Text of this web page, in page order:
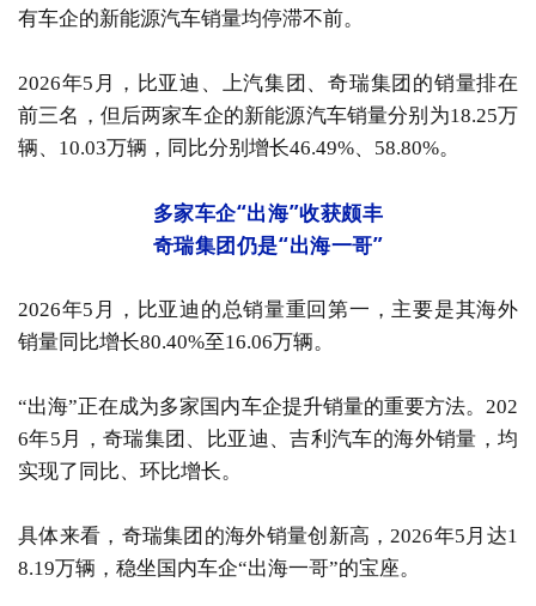
有车企的新能源汽车销量均停滞不前。
2026年5月，比亚迪、上汽集团、奇瑞集团的销量排在
前三名，但后两家车企的新能源汽车销量分别为18.25万
辆、10.03万辆，同比分别增长46.49%、58.80%。
多家车企“出海”收获颇丰
奇瑞集团仍是“出海一哥”
2026年5月，比亚迪的总销量重回第一，主要是其海外
销量同比增长80.40%至16.06万辆。
“出海”正在成为多家国内车企提升销量的重要方法。202
6年5月，奇瑞集团、比亚迪、吉利汽车的海外销量，均
实现了同比、环比增长。
具体来看，奇瑞集团的海外销量创新高，2026年5月达1
8.19万辆，稳坐国内车企“出海一哥”的宝座。